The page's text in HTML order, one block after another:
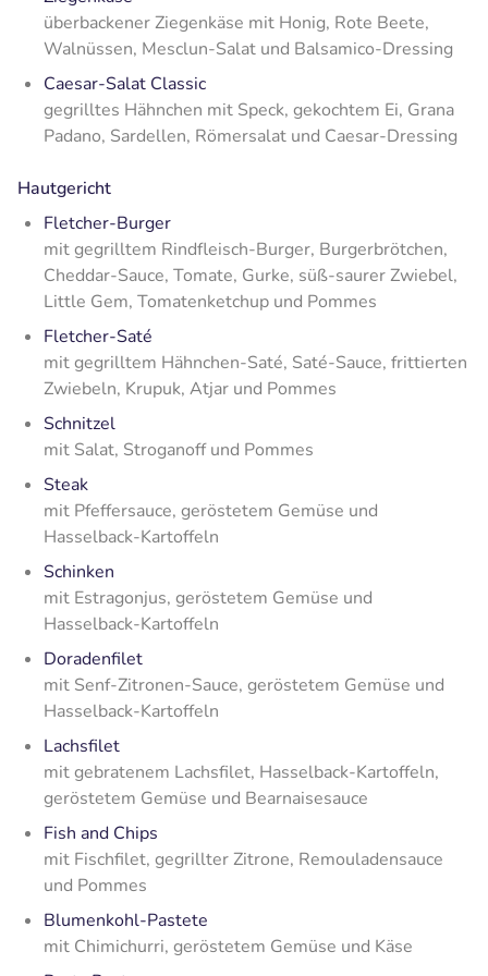
überbackener Ziegenkäse mit Honig, Rote Beete,
Walnüssen, Mesclun-Salat und Balsamico-Dressing
Caesar-Salat Classic
gegrilltes Hähnchen mit Speck, gekochtem Ei, Grana
Padano, Sardellen, Römersalat und Caesar-Dressing
Hautgericht
Fletcher-Burger
mit gegrilltem Rindfleisch-Burger, Burgerbrötchen,
Cheddar-Sauce, Tomate, Gurke, süß-saurer Zwiebel,
Little Gem, Tomatenketchup und Pommes
Fletcher-Saté
mit gegrilltem Hähnchen-Saté, Saté-Sauce, frittierten
Zwiebeln, Krupuk, Atjar und Pommes
Schnitzel
mit Salat, Stroganoff und Pommes
Steak
mit Pfeffersauce, geröstetem Gemüse und
Hasselback-Kartoffeln
Schinken
mit Estragonjus, geröstetem Gemüse und
Hasselback-Kartoffeln
Doradenfilet
mit Senf-Zitronen-Sauce, geröstetem Gemüse und
Hasselback-Kartoffeln
Lachsfilet
mit gebratenem Lachsfilet, Hasselback-Kartoffeln,
geröstetem Gemüse und Bearnaisesauce
Fish and Chips
mit Fischfilet, gegrillter Zitrone, Remouladensauce
und Pommes
Blumenkohl-Pastete
mit Chimichurri, geröstetem Gemüse und Käse